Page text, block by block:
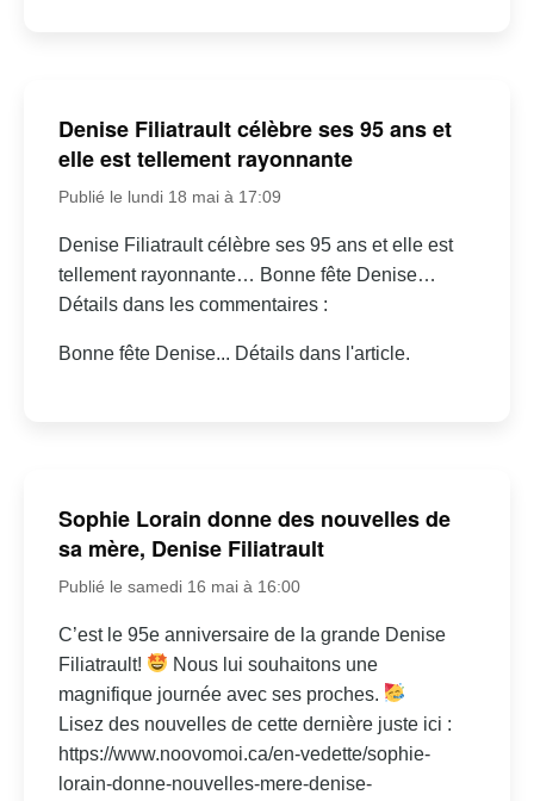
Denise Filiatrault célèbre ses 95 ans et
elle est tellement rayonnante
Publié le lundi 18 mai à 17:09
Denise Filiatrault célèbre ses 95 ans et elle est
tellement rayonnante… Bonne fête Denise…
Détails dans les commentaires :
Bonne fête Denise... Détails dans l'article.
Sophie Lorain donne des nouvelles de
sa mère, Denise Filiatrault
Publié le samedi 16 mai à 16:00
C’est le 95e anniversaire de la grande Denise
Filiatrault!
Nous lui souhaitons une
magnifique journée avec ses proches.
Lisez des nouvelles de cette dernière juste ici :
https://www.noovomoi.ca/en-vedette/sophie-
lorain-donne-nouvelles-mere-denise-